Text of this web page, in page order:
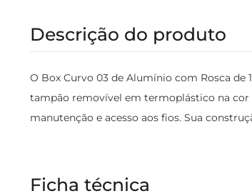
Descrição do produto
O Box Curvo 03 de Alumínio com Rosca de
tampão removível em termoplástico na cor
manutenção e acesso aos fios. Sua
Ficha técnica